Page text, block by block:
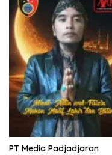
PT Media Padjadjaran